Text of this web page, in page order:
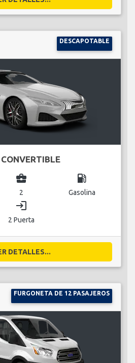
DESCAPOTABLE
business_center
2
local_gas_station
Gasolina
login
2 Puerta
DETALLES...
FURGONETA DE 12 PASAJEROS